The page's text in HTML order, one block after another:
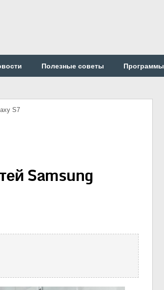
Полезные советы Программы
S7
Samsung